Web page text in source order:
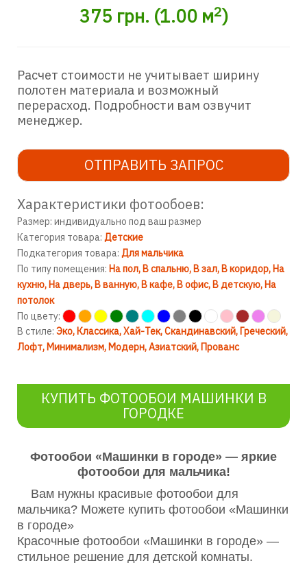
375 грн. (1.00м2)
Расчет стоимости не учитывает ширину
полотен материала и возможный
перерасход. Подробности вам озвучит
менеджер.
ОТПРАВИТЬ ЗАПРОС
Характеристики фотообоев:
Размер: индивидуально под ваш размер
Категория товара: Детские
Подкатегория товара: Для мальчика
По типу помещения: На пол В спальню В зал В коридор На
кухню На дверь В ванную В кафе В офис В детскую На
потолок
По цвету:
В стиле: Эко Классика Хай-Тек Скандинавский Греческий
Лофт Минимализм Модерн Азиатский Прованс
КУПИТЬ ФОТООБОИ МАШИНКИ В
ГОРОДКЕ
Фотообои «Машинки в городе» — яркие
фотообои для мальчика!
Вам нужны красивые фотообои для
мальчика? Можете купить фотообои «Машинки
в городе»
Красочные фотообои «Машинки в городе» —
стильное решение для детской комнаты.